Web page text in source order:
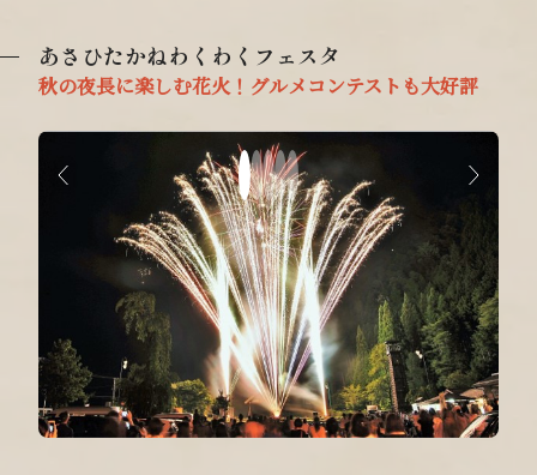
あさひたかねわくわくフェスタ
秋の夜長に楽しむ花火！グルメコンテストも大好評